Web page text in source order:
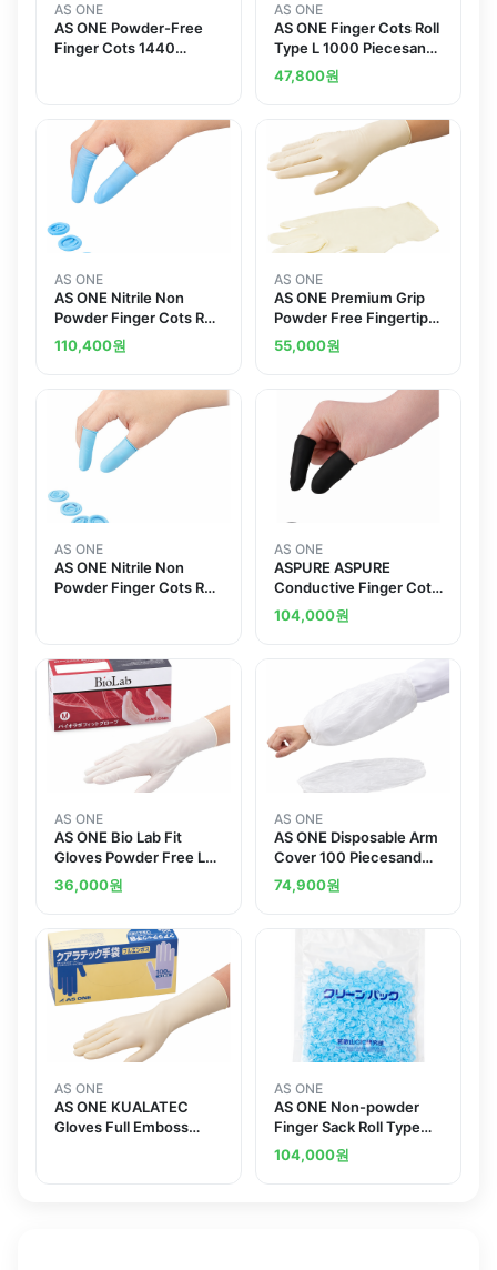
AS ONE
AS ONE Powder-Free
Finger Cots 1440
AS ONE
AS ONE Finger Cots Roll
Type L 1000 Piecesand
others
47,800원
AS ONE
AS ONE Nitrile Non
Powder Finger Cots Roll
Land others
110,400원
AS ONE
AS ONE Premium Grip
Powder Free Fingertip
Emboss Type L 100
Piecesand others
55,000원
AS ONE
AS ONE Nitrile Non
Powder Finger Cots Roll
AS ONE
ASPURE ASPURE
Conductive Finger Cots
Roll Type S 1440
Piecesand others
104,000원
AS ONE
AS ONE Bio Lab Fit
Gloves Powder Free L
100 Piecesand others
36,000원
AS ONE
AS ONE Disposable Arm
Cover 100 Piecesand
others
74,900원
AS ONE
AS ONE KUALATEC
Gloves Full Emboss
AS ONE
AS ONE Non-powder
Finger Sack Roll Type
CIC 720 Pieces L Size
104,000원